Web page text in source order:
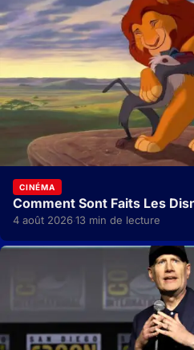
CINÉMA
Comment Sont Faits Les
4 août 2026·13 min de lecture